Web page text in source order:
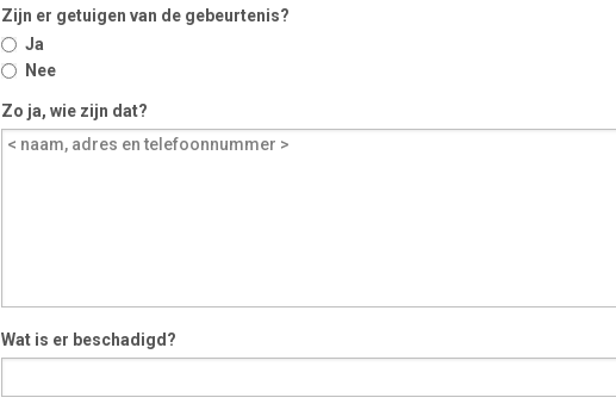
Zijn er getuigen van de gebeurtenis?
Ja
Nee
Zo ja, wie zijn dat?
Wat is er beschadigd?